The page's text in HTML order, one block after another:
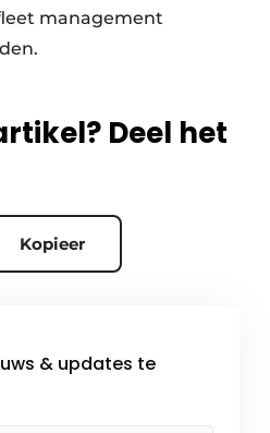
management
Deel het
Kopieer
& updates te